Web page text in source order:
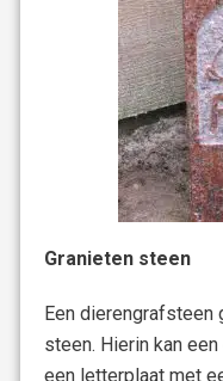
Granieten steen
Een dierengrafsteen
steen. Hierin kan
een letterplaat met